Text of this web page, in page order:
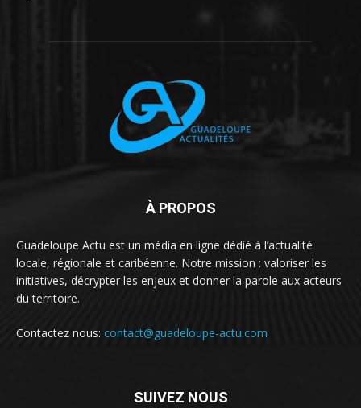
À PROPOS
Guadeloupe Actu est un média en ligne dédié à l’actualité
locale, régionale et caribéenne. Notre mission : valoriser les
initiatives, décrypter les enjeux et donner la parole aux acteurs
du territoire.
Contactez nous: contact@guadeloupe-actu.com
SUIVEZ NOUS